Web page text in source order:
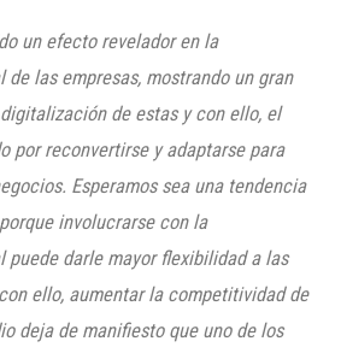
un efecto revelador en la
las empresas, mostrando un gran
de estas y con ello, el
por reconvertirse y adaptarse para
. Esperamos sea una tendencia
involucrarse con la
puede darle mayor flexibilidad a las
ello, aumentar la competitividad de
deja de manifiesto que uno de los